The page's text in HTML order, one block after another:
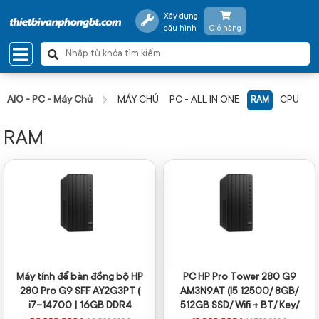
Xây dựng
cấu hình
Giỏ hàng
AIO - PC - Máy Chủ MÁY CHỦ PC - ALL IN ONE RAM CPU
RAM
Máy tính để bàn đồng bộ HP
280 Pro G9 SFF AY2G3PT (
i7-14700 | 16GB DDR4
PC HP Pro Tower 280 G9
AM3N9AT (I5 12500/ 8GB/
512GB SSD/ Wifi + BT/ Key/